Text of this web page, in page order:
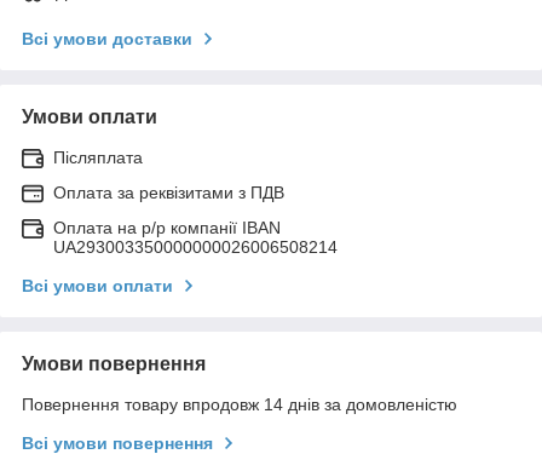
Всі умови доставки
Умови оплати
Післяплата
Оплата за реквізитами з ПДВ
Оплата на р/р компанії IBAN
UA293003350000000026006508214
Всі умови оплати
Умови повернення
Повернення товару впродовж 14 днів за домовленістю
Всі умови повернення